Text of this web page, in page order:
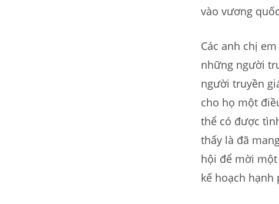
vào vương
Các anh chị
những người
người truyền
cho họ một
thể có được
thấy là đã
hội để mời
kế hoạch hạnh